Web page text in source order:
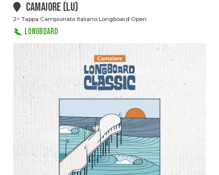
CAMAIORE (LU)
2^ Tappa Campionato Italiano Longboard Open
LONGBOARD